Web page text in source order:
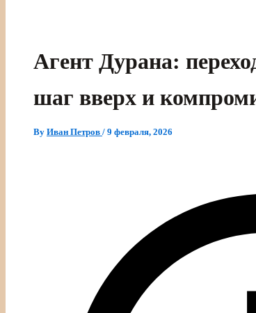
Агент Дурана:
шаг вверх и
By Иван Петров / 9 февраля, 2026